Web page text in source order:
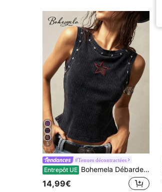
5
#Tenues décontractées
Entrepôt UE Bohemela Débardeur tricot ajusté casual avec broderie de pentagone de couleur unie
14,99€